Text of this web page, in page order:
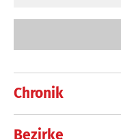
Chronik
Bezirke